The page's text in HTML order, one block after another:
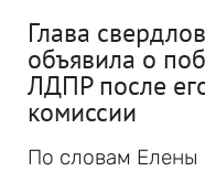
Глава
объявила о
ЛДПР после
комиссии
По словам Елены